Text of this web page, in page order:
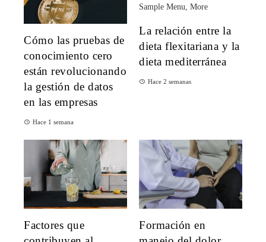
Cómo las pruebas de
conocimiento cero
están revolucionando
la gestión de datos
en las empresas
Hace 1 semana
La relación entre la
dieta flexitariana y la
dieta mediterránea
Hace 2 semanas
Factores que
Formación en